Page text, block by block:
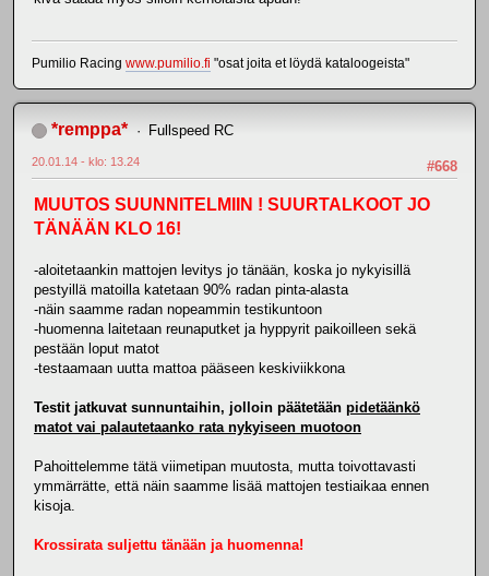
Pumilio Racing www.pumilio.fi "osat joita et löydä kataloogeista"
*remppa* Fullspeed RC
#668
20.01.14 - klo: 13.24
MUUTOS SUUNNITELMIIN ! SUURTALKOOT JO
TÄNÄÄN KLO 16!
-aloitetaankin mattojen levitys jo tänään, koska jo nykyisillä
pestyillä matoilla katetaan 90% radan pinta-alasta
-näin saamme radan nopeammin testikuntoon
-huomenna laitetaan reunaputket ja hyppyrit paikoilleen sekä
pestään loput matot
-testaamaan uutta mattoa pääseen keskiviikkona
Testit jatkuvat sunnuntaihin, jolloin päätetään pidetäänkö
matot vai palautetaanko rata nykyiseen muotoon
Pahoittelemme tätä viimetipan muutosta, mutta toivottavasti
ymmärrätte, että näin saamme lisää mattojen testiaikaa ennen
kisoja.
Krossirata suljettu tänään ja huomenna!